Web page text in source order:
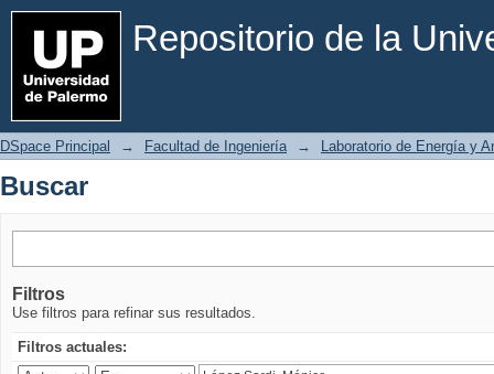
Repositorio de la
Buscar
DSpace Principal → Facultad de Ingeniería → Laboratorio de Energía y
Buscar
Filtros
Use filtros para refinar sus resultados.
Filtros actuales: